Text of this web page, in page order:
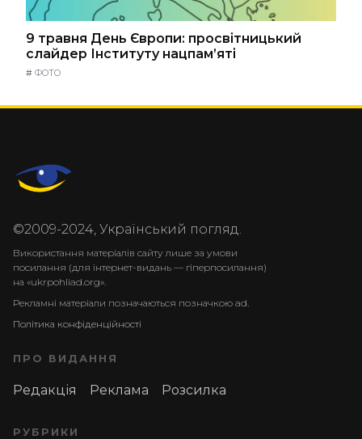
9 травня День Європи: просвітницький
слайдер Інституту нацпам’яті
# ФОТО
©2009-2024, Український погляд.
Використання матеріалів сайту лише за умови
посилання (для інтернет-видань — гіперпосилання)
на «ukrpohliad.org».
Рекламні матеріали позначаються позначкою ad.
Політика конфіденційності
ПРО ВИДАННЯ
Редакція Реклама Розсилка
РУБРИКИ